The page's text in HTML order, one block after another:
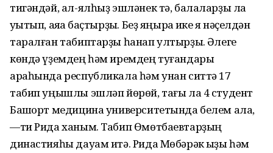
тигәндәй, ал-ялһыҙ эшләнек тә, балаларҙы ла
уҡытып, аяҡҡа баҫтырҙыҡ. Беҙ яңыраҡ ике яҡ нәҫелдән
таралған табиптарҙы һанап ултырҙыҡ. Әлеге
көндә үҙемдең һәм иремдең туғандары
араһында республикала һәм унан ситтә 17
табип уңышлы эшләп йөрөй, тағы ла 4 студент
Башҡорт медицина университетында белем ала,
—ти Рида ханым. Табип Өмөтбаевтарҙың
династияһы дауам итә. Рида Мөбәрәк ҡыҙы һәм